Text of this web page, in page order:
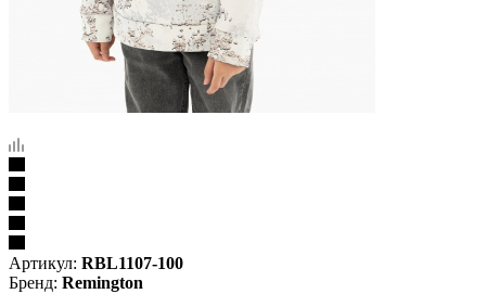
Артикул: RBL1107-100
Бренд: Remington